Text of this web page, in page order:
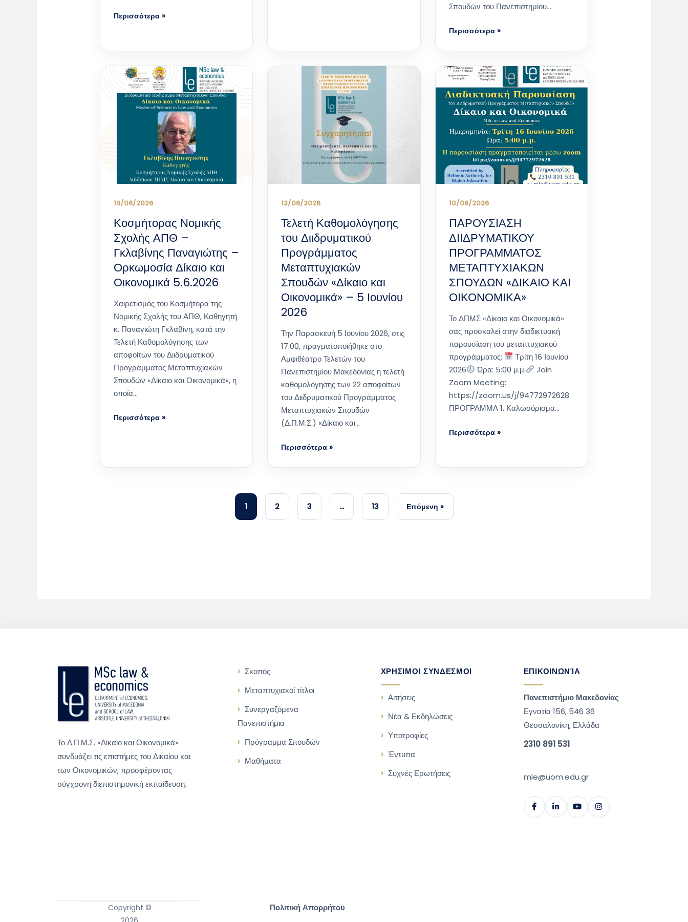
Περισσότερα »
Σπουδών του Πανεπιστημίου…
Περισσότερα »
19/06/2026
Κοσμήτορας Νομικής
Σχολής ΑΠΘ –
Γκλαβίνης Παναγιώτης –
Ορκωμοσία Δίκαιο και
Οικονομικά 5.6.2026
Χαιρετισμός του Κοσμήτορα της
Νομικής Σχολής του ΑΠΘ, Καθηγητή
κ. Παναγιώτη Γκλαβίνη, κατά την
Τελετή Καθομολόγησης των
αποφοίτων του Διιδρυματικού
Προγράμματος Μεταπτυχιακών
Σπουδών «Δίκαιο και Οικονομικά», η
οποία…
Περισσότερα »
12/06/2026
Τελετή Καθομολόγησης
του Διιδρυματικού
Προγράμματος
Μεταπτυχιακών
Σπουδών «Δίκαιο και
Οικονομικά» – 5 Ιουνίου
2026
Την Παρασκευή 5 Ιουνίου 2026, στις
17:00, πραγματοποιήθηκε στο
Αμφιθέατρο Τελετών του
Πανεπιστημίου Μακεδονίας η τελετή
καθομολόγησης των 22 αποφοίτων
του Διιδρυματικού Προγράμματος
Μεταπτυχιακών Σπουδών
(Δ.Π.Μ.Σ.) «Δίκαιο και…
Περισσότερα »
10/06/2026
ΠΑΡΟΥΣΙΑΣΗ
ΔΙΙΔΡΥΜΑΤΙΚΟΥ
ΠΡΟΓΡΑΜΜΑΤΟΣ
ΜΕΤΑΠΤΥΧΙΑΚΩΝ
ΣΠΟΥΔΩΝ «ΔΙΚΑΙΟ ΚΑΙ
ΟΙΚΟΝΟΜΙΚΑ»
Το ΔΠΜΣ «Δίκαιο και Οικονομικά»
σας προσκαλεί στην διαδικτυακή
παρουσίαση του μεταπτυχιακού
προγράμματος:
Τρίτη 16 Ιουνίου
2026
Ώρα: 5:00 μ.μ.
Join
Zoom Meeting:
https://zoom.us/j/94772972628
ΠΡΟΓΡΑΜΜΑ 1. Καλωσόρισμα…
Περισσότερα »
1 2 3 … 13 Επόμενη »
Το Δ.Π.Μ.Σ. «Δίκαιο και Οικονομικά»
συνδυάζει τις επιστήμες του Δικαίου και
των Οικονομικών, προσφέροντας
σύγχρονη διεπιστημονική εκπαίδευση.
Σκοπός
Μεταπτυχιακοί τίτλοι
Συνεργαζόμενα
Πανεπιστήμια
Πρόγραμμα Σπουδών
Μαθήματα
ΧΡΗΣΙΜΟΙ ΣΥΝΔΕΣΜΟΙ
Αιτήσεις
Νέα & Εκδηλώσεις
Υποτροφίες
Έντυπα
Συχνές Ερωτήσεις
ΕΠΙΚΟΙΝΩΝΊΑ
Πανεπιστήμιο Μακεδονίας
Εγνατία 156, 546 36
Θεσσαλονίκη, Ελλάδα
2310 891 531
mle@uom.edu.gr
Copyright ©
Πολιτική Απορρήτου